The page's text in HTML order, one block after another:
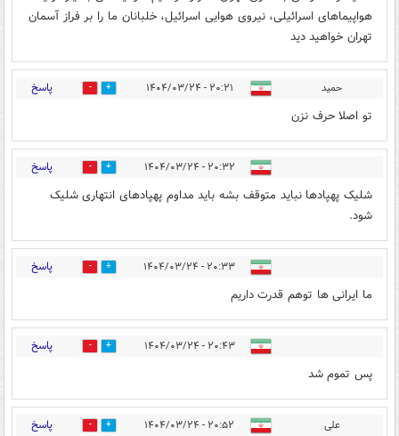
هواپیماهای اسرائیلی، نیروی هوایی اسرائیل، خلبانان ما را بر فراز آسمان
تهران خواهید دید
حمید ۲۰:۲۱ - ۱۴۰۴/۰۳/۲۴ 3 پاسخ
تو اصلا حرف نزن
۲۰:۳۲ - ۱۴۰۴/۰۳/۲۴ 1 پاسخ
شلیک پهپادها نباید متوقف بشه باید مداوم پهپادهای انتهاری شلیک
شود.
۲۰:۳۳ - ۱۴۰۴/۰۳/۲۴ 2 پاسخ
ما ایرانی ها توهم قدرت داریم
۲۰:۴۳ - ۱۴۰۴/۰۳/۲۴ 1 پاسخ
پس تموم شد
علی ۲۰:۵۲ - ۱۴۰۴/۰۳/۲۴ 0 پاسخ